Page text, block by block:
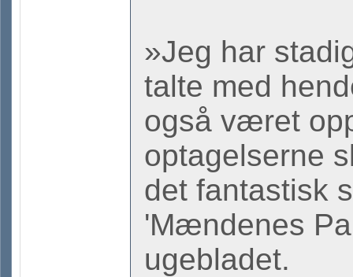
»Jeg har
talte med
også været
optagelserne
det fantastisk
'Mændenes
ugebladet.